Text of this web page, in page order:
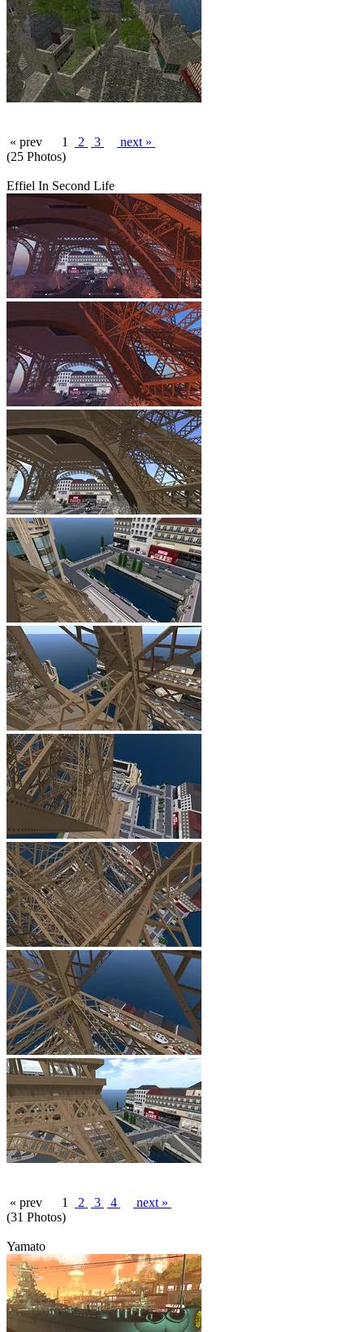
« prev 1 2 3
next »
(25 Photos)
Effiel In Second Life
« prev 1 2 3 4
next »
(31 Photos)
Yamato